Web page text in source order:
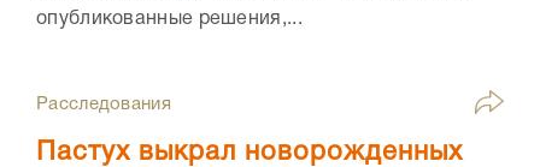
опубликованные решения,...
Расследования
Пастух выкрал новорожденных